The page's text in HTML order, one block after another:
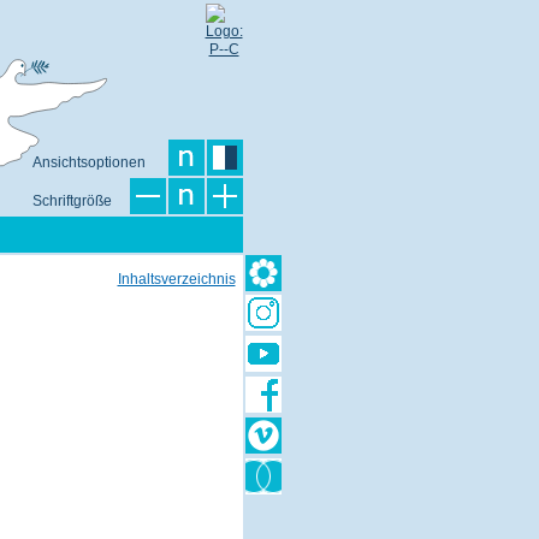
Ansichtsoptionen
Schriftgröße
Inhaltsverzeichnis